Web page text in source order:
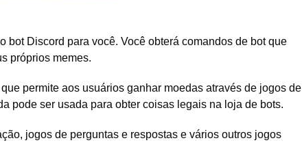
bot Discord para você. Você obterá comandos de bot que
próprios memes.
permite aos usuários ganhar moedas através de jogos de
pode ser usada para obter coisas legais na loja de bots.
jogos de perguntas e respostas e vários outros jogos